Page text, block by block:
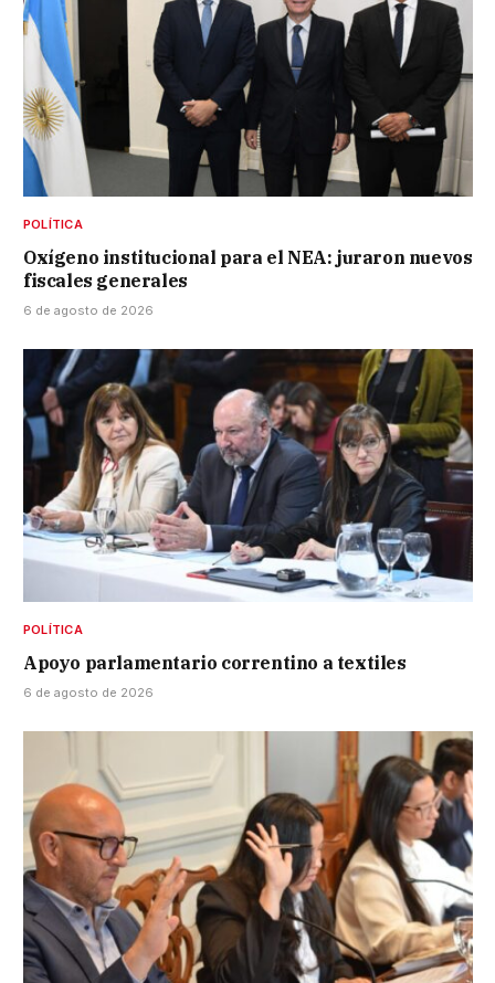
POLÍTICA
Oxígeno institucional para el NEA: juraron nuevos
fiscales generales
6 de agosto de 2026
POLÍTICA
Apoyo parlamentario correntino a textiles
6 de agosto de 2026